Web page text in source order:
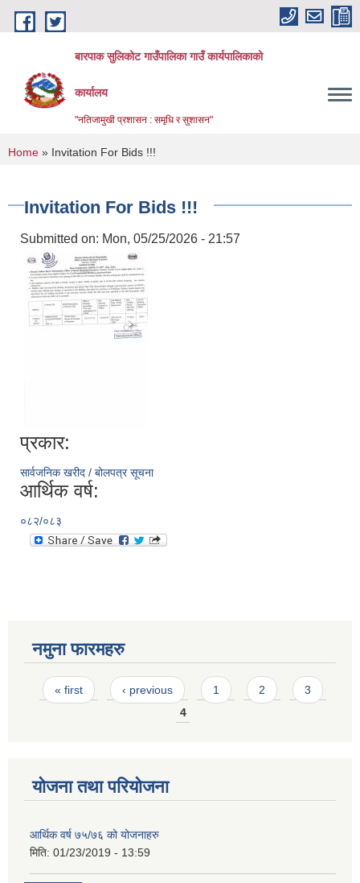
Skip to main content
बारपाक सुलिकोट गाउँपालिका गाउँ कार्यपालिकाको
कार्यालय
"नतिजामुखी प्रशासन : समृधि र सुशासन"
You are here
Home » Invitation For Bids !!!
Invitation For Bids !!!
Submitted on: Mon, 05/25/2026 - 21:57
प्रकार:
सार्वजनिक खरीद / बोलपत्र सूचना
आर्थिक वर्ष:
०८२/०८३
नमुना फारमहरु
Pages
« first ‹ previous 1 2
3
4
योजना तथा परियोजना
आर्थिक वर्ष ७५/७६ को योजनाहरु
मिति: 01/23/2019 - 13:59